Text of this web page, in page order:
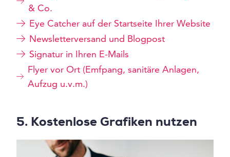
& Co.
Eye Catcher auf der Startseite Ihrer Website
Newsletterversand und Blogpost
Signatur in Ihren E-Mails
Flyer vor Ort (Emfpang, sanitäre Anlagen,
Aufzug u.v.m.)
5. Kostenlose Grafiken nutzen